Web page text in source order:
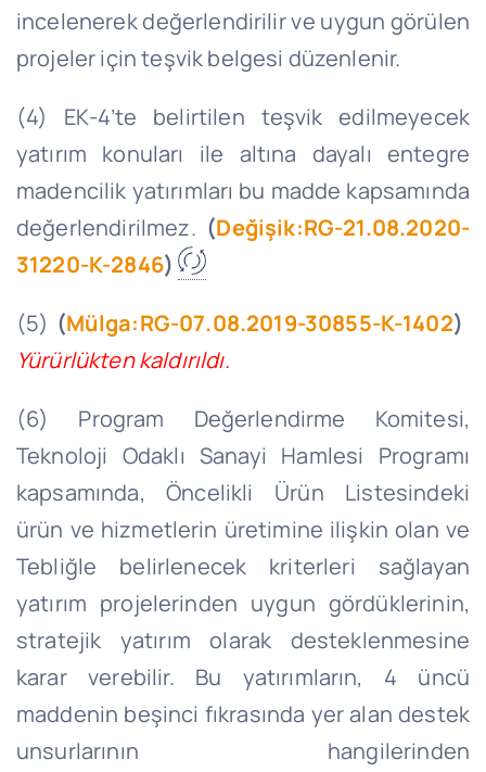
incelenerek değerlendirilir ve uygun görülen
projeler için teşvik belgesi düzenlenir.
(4) EK-4’te belirtilen teşvik edilmeyecek
yatırım konuları ile altına dayalı entegre
madencilik yatırımları bu madde kapsamında
değerlendirilmez. (Değişik:RG-21.08.2020-
31220-K-2846)
(5) (Mülga:RG-07.08.2019-30855-K-1402)
Yürürlükten kaldırıldı.
(6) Program Değerlendirme Komitesi,
Teknoloji Odaklı Sanayi Hamlesi Programı
kapsamında, Öncelikli Ürün Listesindeki
ürün ve hizmetlerin üretimine ilişkin olan ve
Tebliğle belirlenecek kriterleri sağlayan
yatırım projelerinden uygun gördüklerinin,
stratejik yatırım olarak desteklenmesine
karar verebilir. Bu yatırımların, 4 üncü
maddenin beşinci fıkrasında yer alan destek
unsurlarının hangilerinden